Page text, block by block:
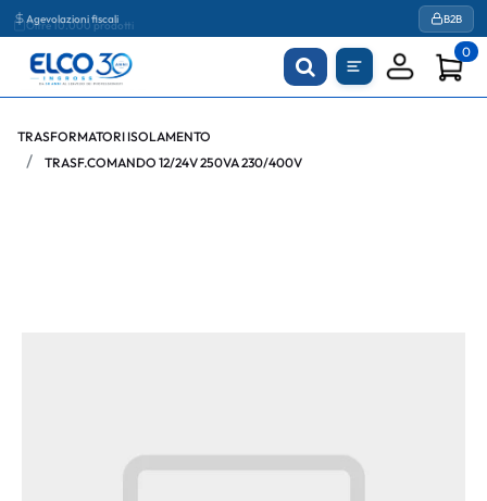
Agevolazioni fiscali B2B
0
TRASFORMATORI ISOLAMENTO
TRASF.COMANDO 12/24V 250VA 230/400V